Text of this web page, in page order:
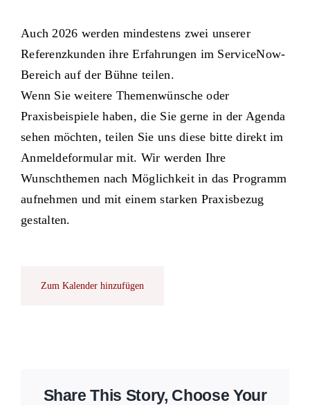
Auch 2026 werden mindestens zwei unserer
Referenzkunden ihre Erfahrungen im ServiceNow-
Bereich auf der Bühne teilen.
Wenn Sie weitere Themenwünsche oder
Praxisbeispiele haben, die Sie gerne in der Agenda
sehen möchten, teilen Sie uns diese bitte direkt im
Anmeldeformular mit. Wir werden Ihre
Wunschthemen nach Möglichkeit in das Programm
aufnehmen und mit einem starken Praxisbezug
gestalten.
Zum Kalender hinzufügen
Share This Story, Choose Your